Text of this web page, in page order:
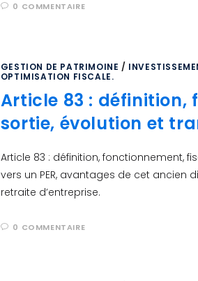
0 COMMENTAIRE
GESTION DE PATRIMOINE /
OPTIMISATION FISCALE.
Article 83 : définition,
sortie, évolution et
Article 83 : définition, fonctionnement,
vers un PER, avantages de cet ancien
retraite d’entreprise.
0 COMMENTAIRE